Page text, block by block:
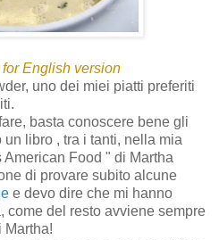
English version
uno dei miei piatti preferiti
basta conoscere bene gli
libro , tra i tanti, nella mia
American Food " di Martha
di provare subito alcune
e devo dire che mi hanno
come del resto avviene sempre
Martha!